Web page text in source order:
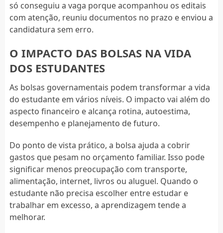
só conseguiu a vaga porque acompanhou os editais
com atenção, reuniu documentos no prazo e enviou a
candidatura sem erro.
O IMPACTO DAS BOLSAS NA VIDA
DOS ESTUDANTES
As bolsas governamentais podem transformar a vida
do estudante em vários níveis. O impacto vai além do
aspecto financeiro e alcança rotina, autoestima,
desempenho e planejamento de futuro.
Do ponto de vista prático, a bolsa ajuda a cobrir
gastos que pesam no orçamento familiar. Isso pode
significar menos preocupação com transporte,
alimentação, internet, livros ou aluguel. Quando o
estudante não precisa escolher entre estudar e
trabalhar em excesso, a aprendizagem tende a
melhorar.